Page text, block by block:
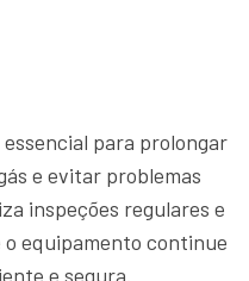
essencial para prolongar
e evitar problemas
inspeções regulares e
equipamento continue
e segura.